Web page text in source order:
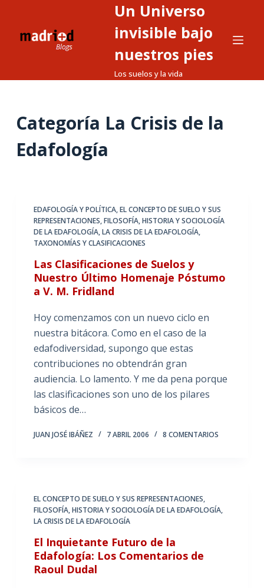
Un Universo
invisible bajo
nuestros pies
Los suelos y la vida
Categoría La Crisis de la
Edafología
EDAFOLOGÍA Y POLÍTICA,EL CONCEPTO DE SUELO Y SUS
REPRESENTACIONES,FILOSOFÍA, HISTORIA Y SOCIOLOGÍA
DE LA EDAFOLOGÍA,LA CRISIS DE LA EDAFOLOGÍA,
TAXONOMÍAS Y CLASIFICACIONES
Las Clasificaciones de Suelos y
Nuestro Último Homenaje Póstumo
a V. M. Fridland
Hoy comenzamos con un nuevo ciclo en
nuestra bitácora. Como en el caso de la
edafodiversidad, supongo que estas
contribuciones no obtendrán gran
audiencia. Lo lamento. Y me da pena porque
las clasificaciones son uno de los pilares
básicos de…
JUAN JOSÉ IBÁÑEZ 7 ABRIL 2006 8 COMENTARIOS
EL CONCEPTO DE SUELO Y SUS REPRESENTACIONES,
FILOSOFÍA, HISTORIA Y SOCIOLOGÍA DE LA EDAFOLOGÍA,
LA CRISIS DE LA EDAFOLOGÍA
El Inquietante Futuro de la
Edafología: Los Comentarios de
Raoul Dudal